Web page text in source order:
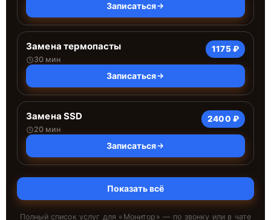
Записаться
Замена термопасты
30 мин
1175 ₽
Записаться
Замена SSD
20 мин
2400 ₽
Записаться
Показать всё
Полный список услуг для « Монитор » — по звонку или в чате